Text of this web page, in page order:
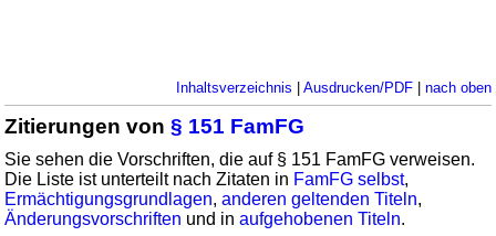
Inhaltsverzeichnis | Ausdrucken/PDF| nach oben
Zitierungen von§ 151 FamFG
Sie sehen die Vorschriften, die auf § 151 FamFG verweisen.
Die Liste ist unterteilt nach Zitaten in FamFG selbst,
Ermächtigungsgrundlagen,anderen geltenden Titeln,
Änderungsvorschriften und inaufgehobenen Titeln.